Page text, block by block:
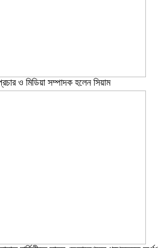
ও মিডিয়া সম্পাদক হলেন সিয়াম